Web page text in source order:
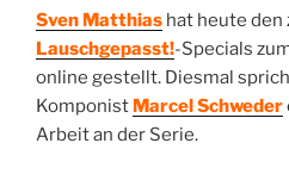
Sven Matthias hat heute den
Lauschgepasst!-Specials
online gestellt. Diesmal
Komponist Marcel Schweder
Arbeit an der Serie.